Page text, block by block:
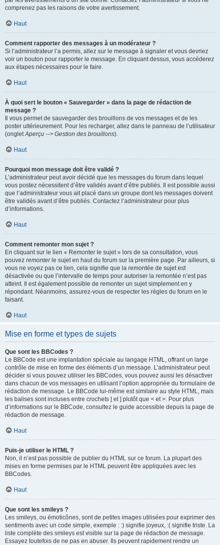
comprenez pas les raisons de votre avertissement.
Haut
Comment rapporter des messages à un modérateur ?
Si l’administrateur l’a permis, allez sur le message à signaler et vous devriez
voir un bouton pour rapporter le message. En cliquant dessus, vous accéderez
aux étapes nécessaires pour le faire.
Haut
À quoi sert le bouton « Sauvegarder » dans la page de rédaction de
message ?
Il vous permet de sauvegarder des brouillons de vos messages et de les
poster ultérieurement. Pour les recharger, allez dans le panneau de l’utilisateur
(ongletAperçu --> Gestion des brouillons).
Haut
Pourquoi mon message doit être validé ?
L’administrateur peut avoir décidé que les messages du forum dans lequel
vous postez nécessitent d’être validés avant d’être publiés. Il est possible aussi
que l’administrateur vous ait placé dans un groupe dont les messages doivent
être validés avant d’être publiés. Contactez l’administrateur pour plus
d’informations.
Haut
Comment remonter mon sujet ?
En cliquant sur le lien « Remonter le sujet » lors de sa consultation, vous
pouvez remonterle sujet en haut du forum sur la première page. Par ailleurs, si
vous ne voyez pas ce lien, cela signifie que la remontée de sujet est
désactivée ou que l’intervalle de temps pour autoriser la remontée n’est pas
atteint. Il est également possible de remonter un sujet simplement en y
répondant. Néanmoins, assurez-vous de respecter les règles du forum en le
faisant.
Haut
Mise en forme et types de sujets
Que sont les BBCodes ?
Le BBCode est une implantation spéciale au langage HTML, offrant un large
contrôle de mise en forme des éléments d’un message. L’administrateur peut
décider si vous pouvez utiliser les BBCodes, vous pouvez aussi les désactiver
dans chacun de vos messages en utilisant l’option appropriée du formulaire de
rédaction de message. Le BBCode lui-même est similaire au style HTML, mais
les balises sont incluses entre crochets [ et ] plutôt que < et >. Pour plus
d’informations sur le BBCode, consultez le guide accessible depuis la page de
rédaction de message.
Haut
Puis-je utiliser le HTML ?
Non, il n’est pas possible de publier du HTML sur ce forum. La plupart des
mises en forme permises par le HTML peuvent être appliquées avec les
BBCodes.
Haut
Que sont les smileys ?
Les smileys, ou émoticônes, sont de petites images utilisées pour exprimer des
sentiments avec un code simple, exemple : :) signifie joyeux, :( signifie triste. La
liste complète des smileys est visible sur la page de rédaction de message.
Essayez toutefois de ne pas en abuser. Ils peuvent rapidement rendre un